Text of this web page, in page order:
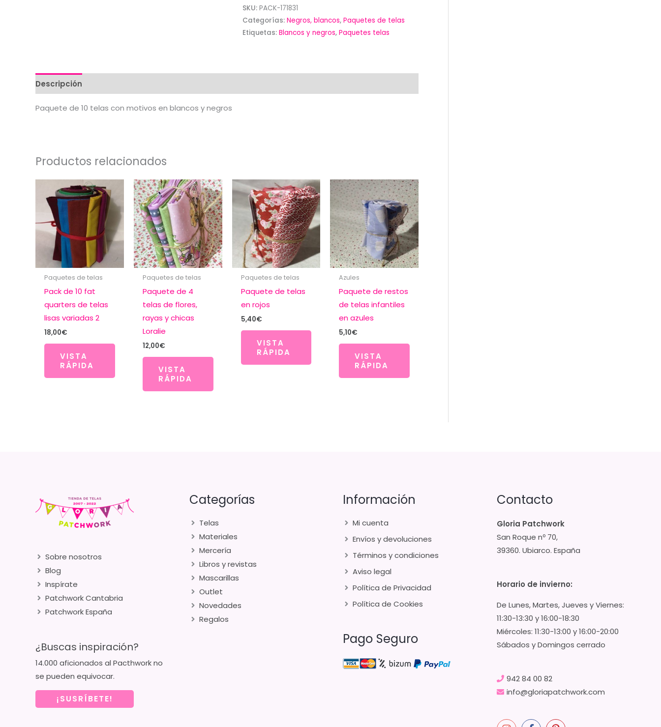
con
motivos
en
negros
SKU: PACK-171831
Categorías: Negros, blancos, Paquetes de telas
Etiquetas: Blancos y negros, Paquetes telas
Descripción
Paquete de 10 telas con motivos en blancos y negros
Productos relacionados
Paquetes de telas
Pack de 10 fat
quarters de telas
lisas variadas 2
18,00€
VISTA
RÁPIDA
Paquetes de telas
Paquete de 4
telas de flores,
rayas y chicas
Loralie
12,00€
VISTA
RÁPIDA
Paquetes de telas
Paquete de telas
en rojos
5,40€
VISTA
RÁPIDA
Azules
Paquete de restos
de telas infantiles
en azules
5,10€
VISTA
RÁPIDA
Sobre nosotros
Blog
Inspírate
Patchwork Cantabria
Patchwork España
¿Buscas inspiración?
14.000 aficionados al Pacthwork no
se pueden equivocar.
¡SUSRÍBETE!
Categorías
Telas
Materiales
Mercería
Libros y revistas
Mascarillas
Outlet
Novedades
Regalos
Información
Mi cuenta
Envíos y devoluciones
Términos y condiciones
Aviso legal
Política de Privacidad
Política de Cookies
Pago Seguro
Contacto
Gloria Patchwork
San Roque nº 70,
39360. Ubiarco. España
Horario de invierno:
De Lunes, Martes, Jueves y Viernes:
11:30-13:30 y 16:00-18:30
Miércoles: 11:30-13:00 y 16:00-20:00
Sábados y Domingos cerrado
942 84 00 82
info@gloriapatchwork.com